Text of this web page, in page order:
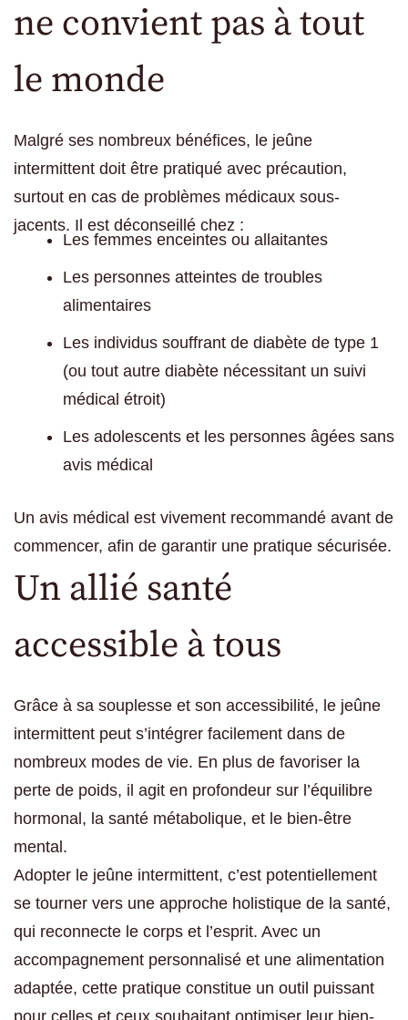
ne convient pas à tout
le monde
Malgré ses nombreux bénéfices, le jeûne
intermittent doit être pratiqué avec précaution,
surtout en cas de problèmes médicaux sous-
jacents. Il est déconseillé chez :
Les femmes enceintes ou allaitantes
Les personnes atteintes de troubles
alimentaires
Les individus souffrant de diabète de type 1
(ou tout autre diabète nécessitant un suivi
médical étroit)
Les adolescents et les personnes âgées sans
avis médical
Un avis médical est vivement recommandé avant de
commencer, afin de garantir une pratique sécurisée.
Un allié santé
accessible à tous
Grâce à sa souplesse et son accessibilité, le jeûne
intermittent peut s’intégrer facilement dans de
nombreux modes de vie. En plus de favoriser la
perte de poids, il agit en profondeur sur l’équilibre
hormonal, la santé métabolique, et le bien-être
mental.
Adopter le jeûne intermittent, c’est potentiellement
se tourner vers une approche holistique de la santé,
qui reconnecte le corps et l’esprit. Avec un
accompagnement personnalisé et une alimentation
adaptée, cette pratique constitue un outil puissant